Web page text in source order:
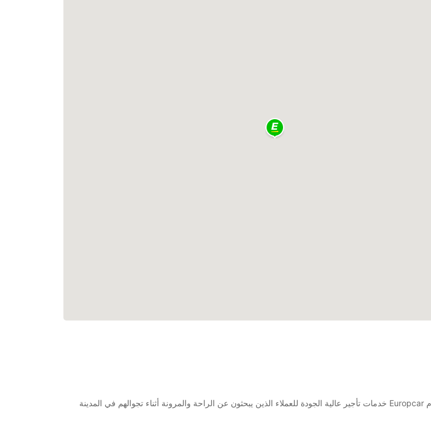
يعتبر Europcar وجهة موثوقة لتأجير السيارات والشاحنات في ستوتغارت زوفنهاوزن. تقدم Europcar خدمات تأجير عالية الجودة للعملاء الذين يبحثون عن الراحة والمرونة أثناء تجوالهم في المدينة